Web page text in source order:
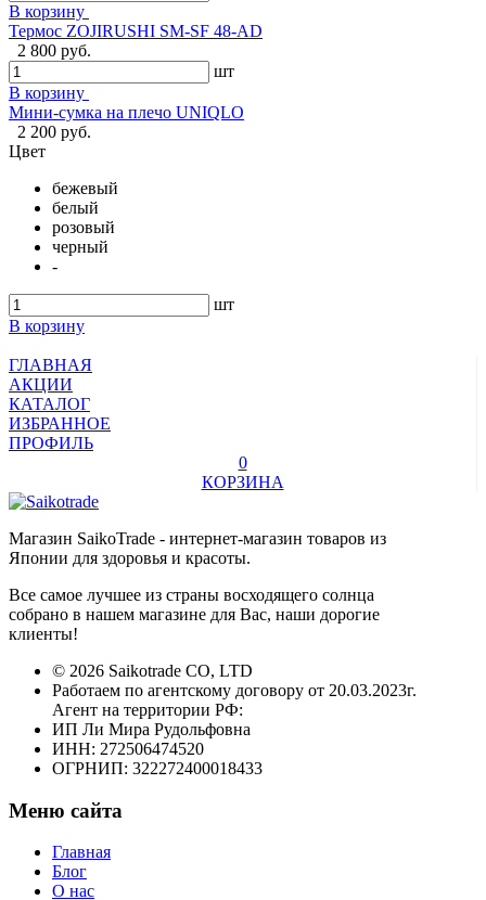
В корзину
Термос ZOJIRUSHI SM-SF 48-AD
2 800 руб.
шт
В корзину
Мини-сумка на плечо UNIQLO
2 200 руб.
Цвет
бежевый
белый
розовый
черный
-
шт
В корзину
ГЛАВНАЯ
АКЦИИ
КАТАЛОГ
ИЗБРАННОЕ
ПРОФИЛЬ
0
КОРЗИНА
Магазин SaikoTrade - интернет-магазин товаров из
Японии для здоровья и красоты.
Все самое лучшее из страны восходящего солнца
собрано в нашем магазине для Вас, наши дорогие
клиенты!
© 2026 Saikotrade CO, LTD
Работаем по агентскому договору от 20.03.2023г.
Агент на территории РФ:
ИП Ли Мира Рудольфовна
ИНН: 272506474520
ОГРНИП: 322272400018433
Меню сайта
Главная
Блог
О нас